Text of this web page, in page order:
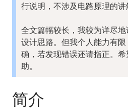
行说明，不涉及电路原理的讲
全文篇幅较长，我较为详尽
设计思路。但我个人能力有
确，若发现错误还请指正。
助。
简介